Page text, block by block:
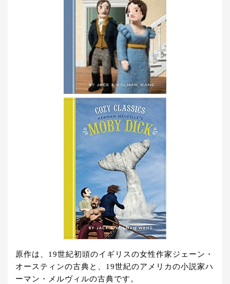
原作は、19世紀初頭のイギリスの女性作家ジェーン・
オースティンの古典と、19世紀のアメリカの小説家ハ
ーマン・メルヴィルの古典です。